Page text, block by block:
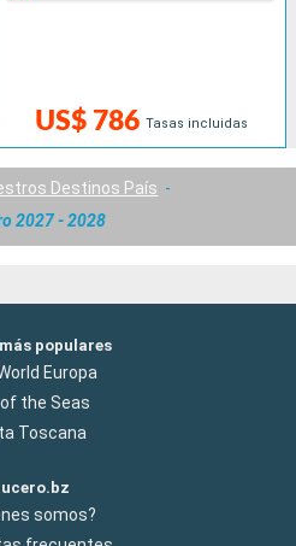
US$ 786 Tasas incluidas
Destinos País
2027 - 2028
populares
Europa
of the Seas
Toscana
somos?